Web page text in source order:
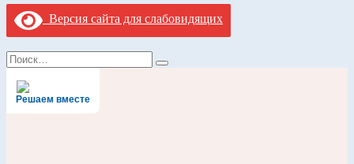
Версия сайта для слабовидящих
Найти:
Поиск
Решаем вместе